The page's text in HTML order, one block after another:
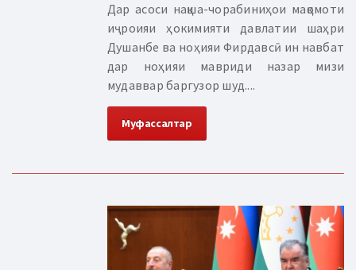
Дар асоси нақша-чорабиниҳои мақомоти
иҷроияи ҳокимияти давлатии шаҳри
Душанбе ва ноҳияи Фирдавсӣ ин навбат
дар ноҳияи мавриди назар мизи
мудаввар баргузор шуд....
Муфассалтар